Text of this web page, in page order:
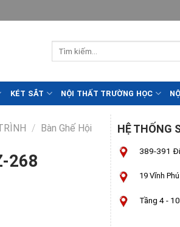
KÉT SẮT NỘI THẤT TRƯỜNG HỌC
/ Bàn Ghế Hội
268
HỆ THỐNG
389-391
19 Vĩnh
Tầng 4 -